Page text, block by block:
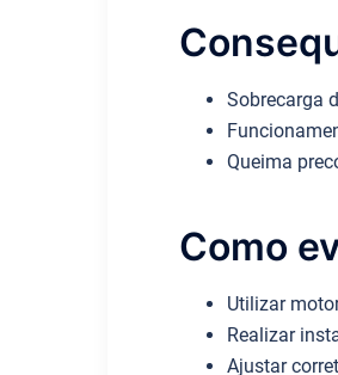
Sobrecarga
Queima
Como
Utilizar
Realizar
Ajustar